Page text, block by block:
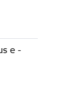
e -